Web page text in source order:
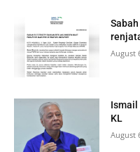
August
Ismail
KL
August